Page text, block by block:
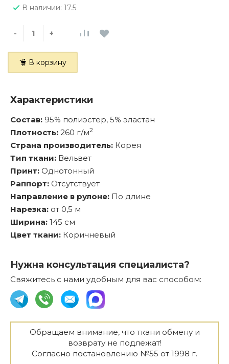
В наличии: 17.5
- +
В корзину
Характеристики
Состав: 95% полиэстер, 5% эластан
Плотность: 260 г/м2
Страна производитель: Корея
Тип ткани: Вельвет
Принт: Однотонный
Раппорт: Отсутствует
Направление в рулоне: По длине
Нарезка: от 0,5 м
Ширина: 145 см
Цвет ткани: Коричневый
Нужна консультация специалиста?
Свяжитесь с нами удобным для вас способом:
Обращаем внимание, что ткани обмену и
возврату не подлежат!
Согласно постановлению №55 от 1998 г.